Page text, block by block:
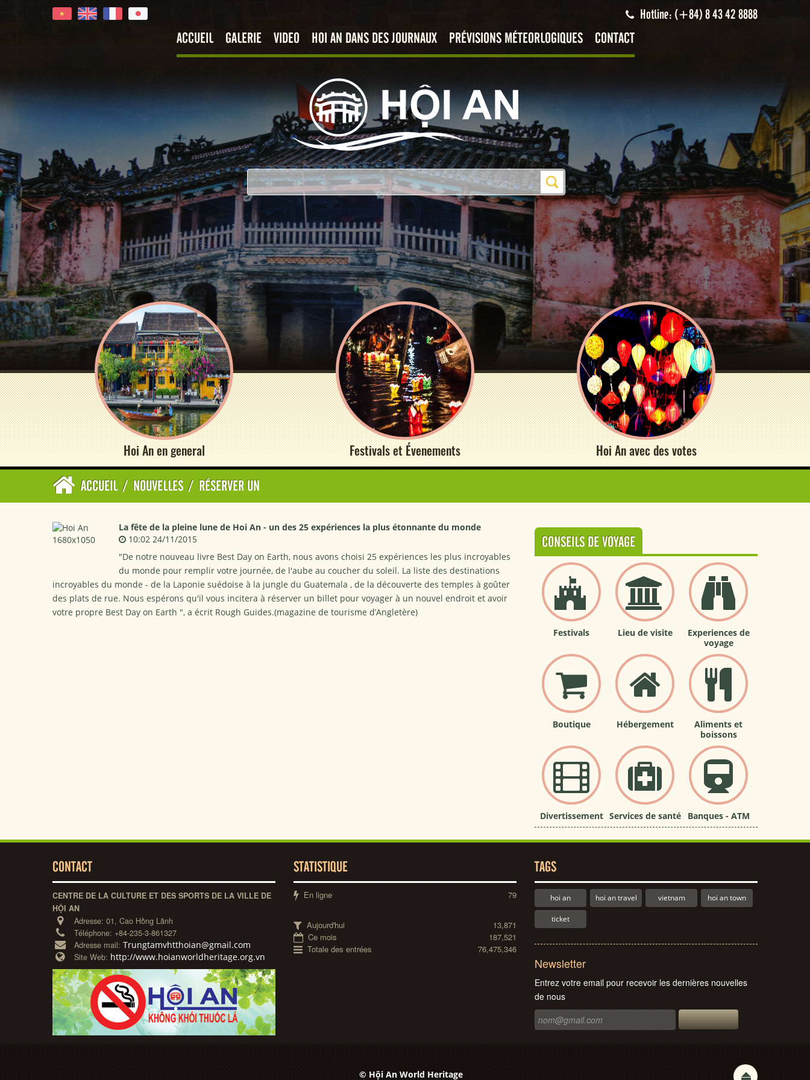
Hotline: (+84) 8 43 42 8888
ACCUEIL GALERIE VIDEO HOI AN DANS DES JOURNAUX PRÉVISIONS MÉTEORLOGIQUES CONTACT
Hoi An en general Festivals et Évenements Hoi An avec des votes
ACCUEIL / NOUVELLES / RÉSERVER UN
La fête de la pleine lune de Hoi An - un des 25 expériences la plus étonnante du monde
10:02 24/11/2015
"De notre nouveau livre Best Day on Earth, nous avons choisi 25 expériences les plus incroyables
du monde pour remplir votre journée, de l'aube au coucher du soleil. La liste des destinations
incroyables du monde - de la Laponie suédoise à la jungle du Guatemala , de la découverte des temples à goûter
des plats de rue. Nous espérons qu'il vous incitera à réserver un billet pour voyager à un nouvel endroit et avoir
votre propre Best Day on Earth ", a écrit Rough Guides.(magazine de tourisme d’Angletère)
CONSEILS DE VOYAGE
Festivals Lieu de visite
Experiences de
voyage
Boutique Hébergement
Aliments et
boissons
Divertissement Services de santé Banques - ATM
CONTACT
CENTRE DE LA CULTURE ET DES SPORTS DE LA VILLE DE
HỘI AN
Adresse: 01, Cao Hồng Lãnh
Téléphone: +84-235-3-861327
Adresse mail: Trungtamvhtthoian@gmail.com
Site Web: http://www.hoianworldheritage.org.vn
STATISTIQUE
En ligne 79
Aujourd'hui
13,871
Ce mois
187,521
Totale des entrées
76,475,346
TAGS
hoi an hoi an travel vietnam hoi an town
ticket
Newsletter
Entrez votre email pour recevoir les dernières nouvelles
de nous
© Hội An World Heritage